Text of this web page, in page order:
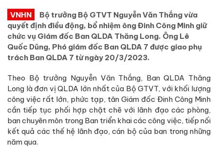
VNHN
Bộ trưởng Bộ GTVT Nguyễn Văn Thắng vừa
quyết định điều động, bổ nhiệm ông Đinh Công Minh giữ
chức vụ Giám đốc Ban QLDA Thăng Long. Ông Lê
Quốc Dũng, Phó giám đốc Ban QLDA 7 được giao phụ
trách Ban QLDA 7 từ ngày 20/3/2023.
Theo Bộ trưởng Nguyễn Văn Thắng, Ban QLDA Thăng
Long là đơn vị QLDA lớn nhất của Bộ GTVT, với khối lượng
công việc rất lớn, phức tạp, tân Giám đốc Đinh Công Minh
cần tiếp tục phối hợp chặt chẽ với lãnh đạo các phòng,
ban chuyên môn trong Ban triển khai các công việc, tiếp nối
kết quả các thế hệ lãnh đạo, cán bộ của ban trong những
năm qua.